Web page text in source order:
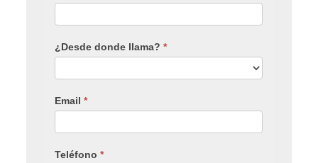
¿Desde donde llama?*
Email*
Teléfono*